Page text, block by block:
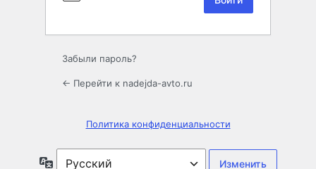
Забыли пароль?
← Перейти к nadejda-avto.ru
Политика конфиденциальности
Язык